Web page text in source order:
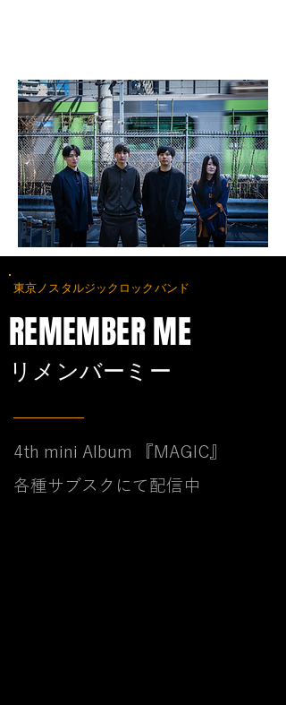
東京ノスタルジックロックバンド
REMEMBER ME
​リメンバーミー
4th mini Album 『MAGIC』
各種サブスクにて配信中